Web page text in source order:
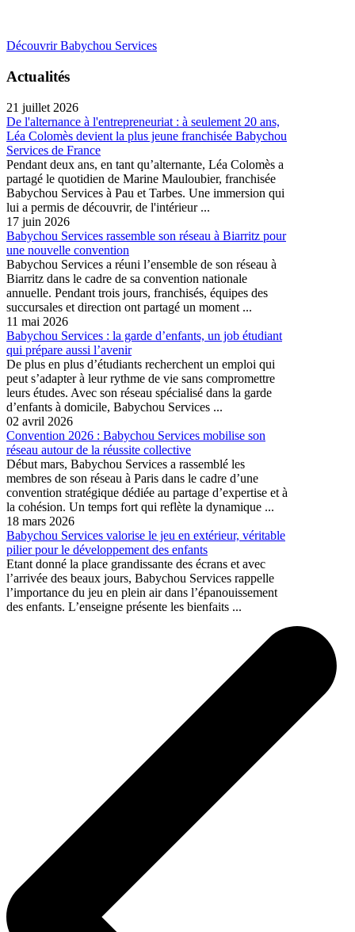
Découvrir Babychou Services
Actualités
21 juillet 2026
De l'alternance à l'entrepreneuriat : à seulement 20 ans,
Léa Colomès devient la plus jeune franchisée Babychou
Services de France
Pendant deux ans, en tant qu’alternante, Léa Colomès a
partagé le quotidien de Marine Mauloubier, franchisée
Babychou Services à Pau et Tarbes. Une immersion qui
lui a permis de découvrir, de l'intérieur ...
17 juin 2026
Babychou Services rassemble son réseau à Biarritz pour
une nouvelle convention
Babychou Services a réuni l’ensemble de son réseau à
Biarritz dans le cadre de sa convention nationale
annuelle. Pendant trois jours, franchisés, équipes des
succursales et direction ont partagé un moment ...
11 mai 2026
Babychou Services : la garde d’enfants, un job étudiant
qui prépare aussi l’avenir
De plus en plus d’étudiants recherchent un emploi qui
peut s’adapter à leur rythme de vie sans compromettre
leurs études. Avec son réseau spécialisé dans la garde
d’enfants à domicile, Babychou Services ...
02 avril 2026
Convention 2026 : Babychou Services mobilise son
réseau autour de la réussite collective
Début mars, Babychou Services a rassemblé les
membres de son réseau à Paris dans le cadre d’une
convention stratégique dédiée au partage d’expertise et à
la cohésion. Un temps fort qui reflète la dynamique ...
18 mars 2026
Babychou Services valorise le jeu en extérieur, véritable
pilier pour le développement des enfants
Etant donné la place grandissante des écrans et avec
l’arrivée des beaux jours, Babychou Services rappelle
l’importance du jeu en plein air dans l’épanouissement
des enfants. L’enseigne présente les bienfaits ...